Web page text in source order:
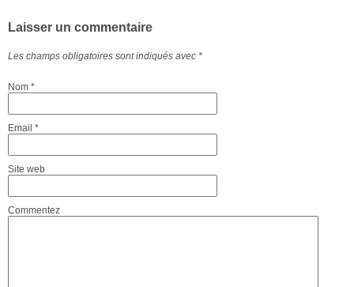
Laisser un commentaire
Les champs obligatoires sont indiqués avec *
Nom *
Email *
Site web
Commentez